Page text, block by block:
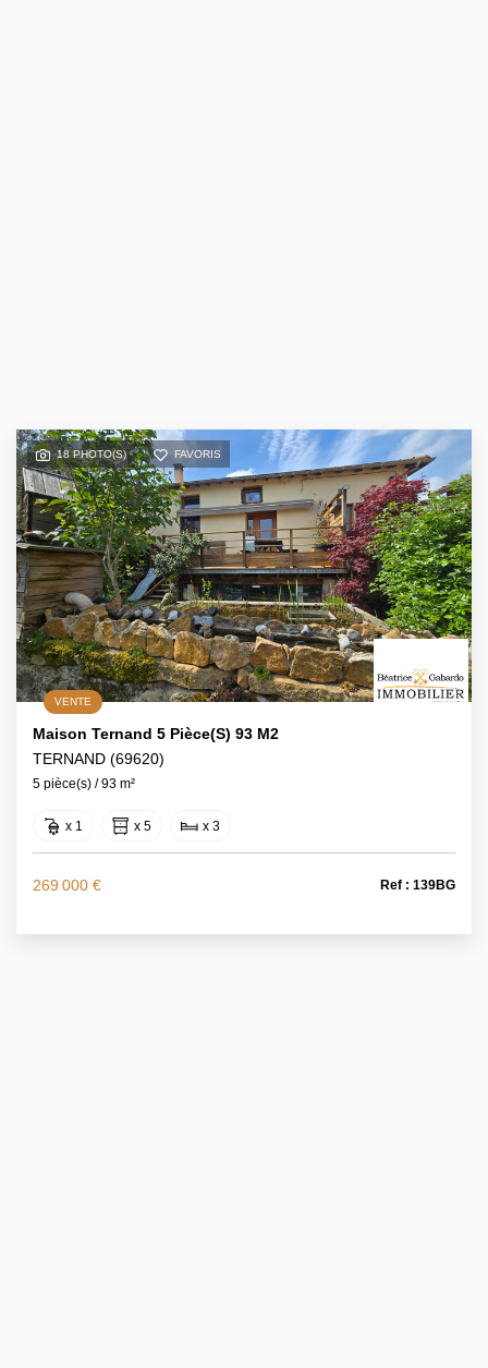
18 PHOTO(S) FAVORIS
VENTE
Maison Ternand 5 Pièce(s) 93 M2
TERNAND (69620)
5 pièce(s) / 93 m²
x 1 x 5 x 3
269 000 € Ref : 139BG